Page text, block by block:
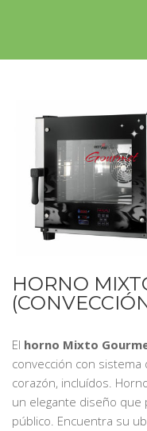
HORNO
El horno Mixto
convección con
corazón, incluídos.
un elegante diseño que
público. Encuentra su